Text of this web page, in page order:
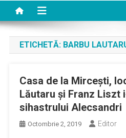
ETICHETĂ: BARBU
Casa de la Mircești,
Lăutaru și Franz Liszt
sihastrului Alecsandri
Octombrie 2, 2019 Editor